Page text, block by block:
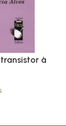
à